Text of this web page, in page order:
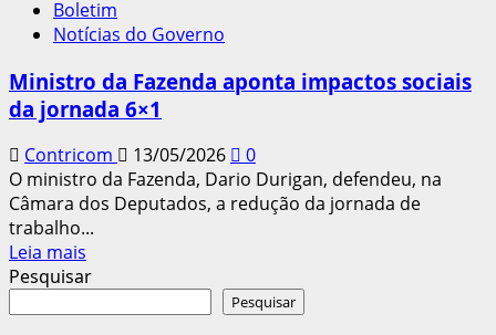
Boletim
Notícias do Governo
Ministro da Fazenda aponta impactos sociais
da jornada 6×1
Contricom 13/05/2026
0
O ministro da Fazenda, Dario Durigan, defendeu, na
Câmara dos Deputados, a redução da jornada de
trabalho...
Leia mais
mais
Pesquisar
Pesquisar